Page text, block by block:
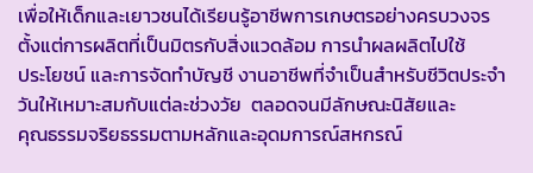
เพื่อให้เด็กและเยาวชนได้เรียนรู้อาชีพการเกษตรอย่างครบวงจร
ตั้งแต่การผลิตที่เป็นมิตรกับสิ่งแวดล้อม การนำผลผลิตไปใช้
ประโยชน์ และการจัดทำบัญชี งานอาชีพที่จำเป็นสำหรับชีวิตประจำ
วันให้เหมาะสมกับแต่ละช่วงวัย ตลอดจนมีลักษณะนิสัยและ
คุณธรรมจริยธรรมตามหลักและอุดมการณ์สหกรณ์